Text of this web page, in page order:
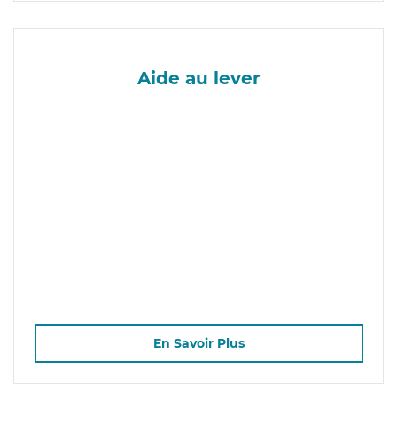
Aide au lever
En Savoir Plus